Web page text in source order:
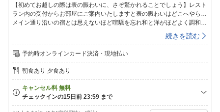
【初めてお越しの際は表の賑わいに、さぞ驚かれることでしょう】レスト
ラン内の受付からお部屋にご案内いたしますと表の賑わいはどこへやら…
メイン通り沿いの宿とは思えないほど喧騒を忘れ和と洋がほどよく調和す
る落ち着いた雰囲気に包まれます。湯布院らしい美意識を散りばめた室
内。四季の彩りと旬を味わう、大分県特産・A５ランク豊後牛（ぶんごぎ
ゅう）ステーキがメインの和洋折衷モダン懐石「美味礼賛（びみらいさ
ん）」など、上質な空間と時間をお過ごしくださいませ。【客室】・和洋
モダン客室・Wi-Fi完備・全室禁煙（喫煙は所定の場所にて）・フリーサ
イズの館内着をご用意【温泉】当館自慢の「客室風呂」を24時間何度でも
ご利用下さいませ。自家源泉100％掛け流しのお湯は驚くほど肌に馴染み
ます。由布院温泉をお客様専用の客室風呂で心ゆくまでお愉しみくださ
い。【夕食】お楽しみのご夕食は、新鮮なお野菜や魚介類を使った逸品達
続きを読む
予約時オンラインカード決済・現地払い
朝食あり 夕食あり